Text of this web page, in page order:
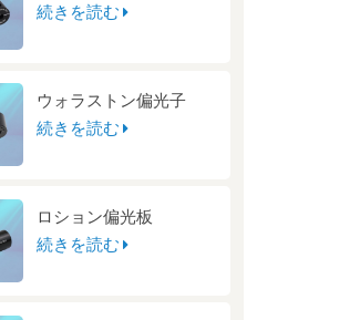
続きを読む
ウォラストン偏光子
続きを読む
ロション偏光板
続きを読む